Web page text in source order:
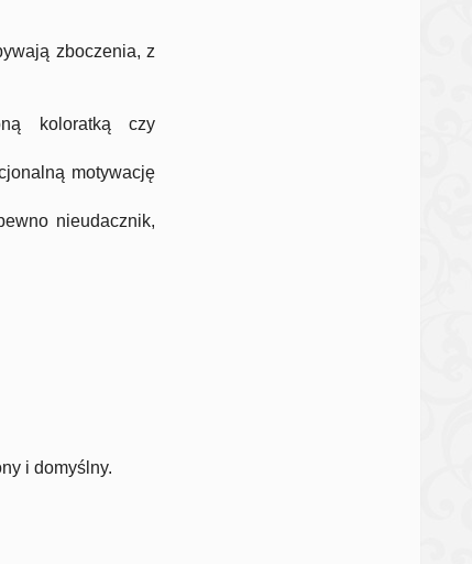
zboczenia, z
koloratką czy
motywację
nieudacznik,
i domyślny.